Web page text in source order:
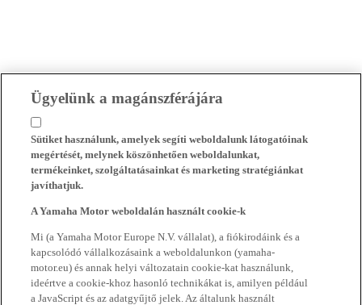
Ügyelünk a magánszférájára
Sütiket használunk, amelyek segíti weboldalunk látogatóinak
megértését, melynek köszönhetően weboldalunkat,
termékeinket, szolgáltatásainkat és marketing stratégiánkat
javíthatjuk.
A Yamaha Motor weboldalán használt cookie-k
Mi (a Yamaha Motor Europe N.V. vállalat), a fiókirodáink és a
kapcsolódó vállalkozásaink a weboldalunkon (yamaha-
motor.eu) és annak helyi változatain cookie-kat használunk,
ideértve a cookie-khoz hasonló technikákat is, amilyen például
a JavaScript és az adatgyűjtő jelek. Az általunk használt